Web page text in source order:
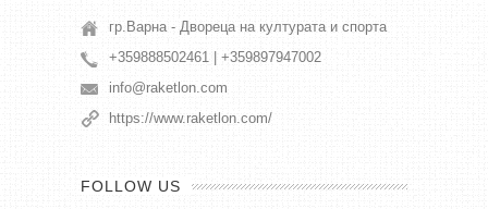
гр.Варна - Двореца на културата и спорта
+359888502461 | +359897947002
info@raketlon.com
https://www.raketlon.com/
FOLLOW US